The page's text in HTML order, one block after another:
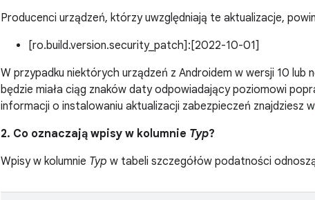
Producenci urządzeń, którzy uwzględniają te aktualizacje,
[ro.build.version.security_patch]:[2022-10-01]
W przypadku niektórych urządzeń z Androidem w wersji 10 lub
będzie miała ciąg znaków daty odpowiadający poziomowi
informacji o instalowaniu aktualizacji zabezpieczeń znajdziesz w
2. Co oznaczają wpisy w kolumnie Typ?
Wpisy w kolumnie Typ w tabeli szczegółów podatności